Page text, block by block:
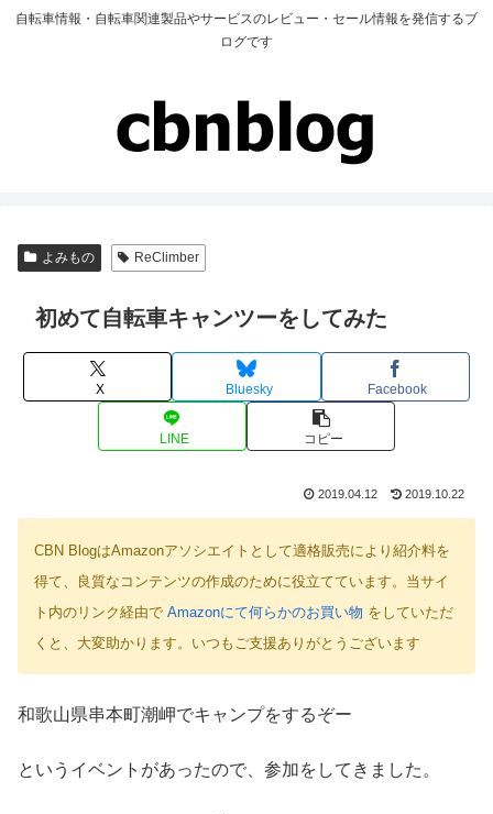
自転車情報・自転車関連製品やサービスのレビュー・セール情報を発信するブ
ログです
よみもの ReClimber
初めて自転車キャンツーをしてみた
X Bluesky Facebook
LINE コピー
2019.04.12 2019.10.22
CBN BlogはAmazonアソシエイトとして適格販売により紹介料を
得て、良質なコンテンツの作成のために役立てています。当サイ
ト内のリンク経由で Amazonにて何らかのお買い物 をしていただ
くと、大変助かります。いつもご支援ありがとうございます
和歌山県串本町潮岬でキャンプをするぞー
というイベントがあったので、参加をしてきました。